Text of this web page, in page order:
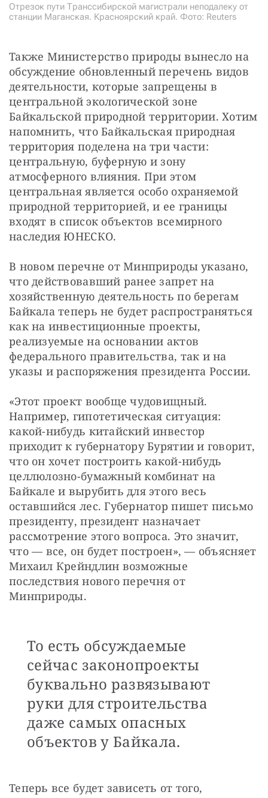
Отрезок пути Транссибирской магистрали неподалеку от
станции Маганская. Красноярский край. Фото: Reuters
Также Министерство природы вынесло на
обсуждение обновленный перечень видов
деятельности, которые запрещены в
центральной экологической зоне
Байкальской природной территории. Хотим
напомнить, что Байкальская природная
территория поделена на три части:
центральную, буферную и зону
атмосферного влияния. При этом
центральная является особо охраняемой
природной территорией, и ее границы
входят в список объектов всемирного
наследия ЮНЕСКО.
В новом перечне от Минприроды указано,
что действовавший ранее запрет на
хозяйственную деятельность по берегам
Байкала теперь не будет распространяться
как на инвестиционные проекты,
реализуемые на основании актов
федерального правительства, так и на
указы и распоряжения президента России.
«Этот проект вообще чудовищный.
Например, гипотетическая ситуация:
какой-нибудь китайский инвестор
приходит к губернатору Бурятии и говорит,
что он хочет построить какой-нибудь
целлюлозно-бумажный комбинат на
Байкале и вырубить для этого весь
оставшийся лес. Губернатор пишет письмо
президенту, президент назначает
рассмотрение этого вопроса. Это значит,
что — все, он будет построен», — объясняет
Михаил Крейндлин возможные
последствия нового перечня от
Минприроды.
То есть обсуждаемые
сейчас законопроекты
буквально развязывают
руки для строительства
даже самых опасных
объектов у Байкала.
Теперь все будет зависеть от того,